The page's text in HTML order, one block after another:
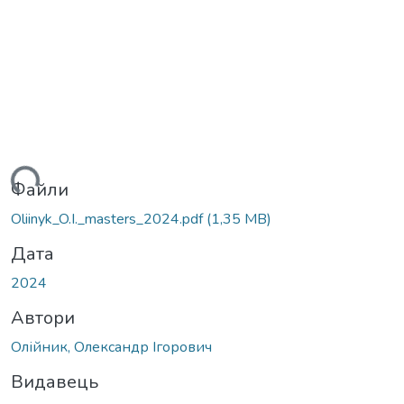
Файли
Oliinyk_O.I._masters_2024.pdf(1,35 MB)
Дата
2024
Автори
Олійник, Олександр Ігорович
Видавець